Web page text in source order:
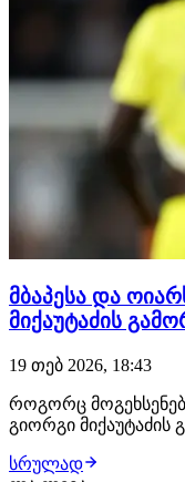
მბაპესა და
მიქაუტაძის
19 თებ 2026, 18:43
როგორც
გიორგი
დაუგროვდა. ამის
სრულად